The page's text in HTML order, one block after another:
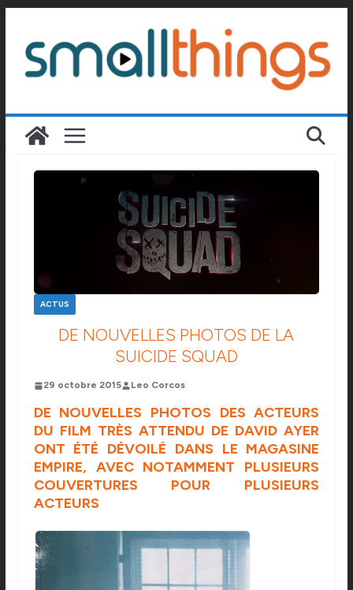
contenu
ACTUS
DE NOUVELLES PHOTOS DE LA
SUICIDE SQUAD
29 octobre 2015 Leo Corcos
DE NOUVELLES PHOTOS DES ACTEURS
DU FILM TRÈS ATTENDU DE DAVID AYER
ONT ÉTÉ DÉVOILÉ DANS LE MAGASINE
EMPIRE, AVEC NOTAMMENT PLUSIEURS
COUVERTURES POUR PLUSIEURS
ACTEURS